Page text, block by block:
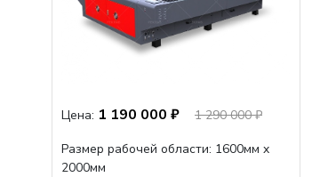
Цена: 1 190 000 ₽
1 290 000 ₽
Размер рабочей области: 1600мм x
2000мм